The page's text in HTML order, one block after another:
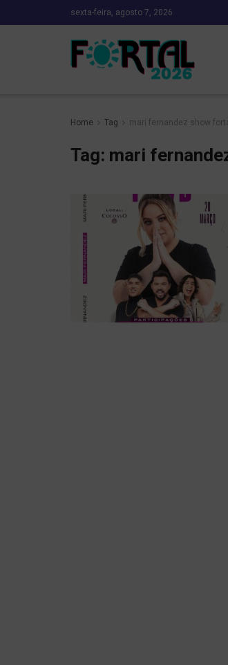
sexta-feira, agosto 7, 2026
Home Tag mari fernandez show
Tag: mari